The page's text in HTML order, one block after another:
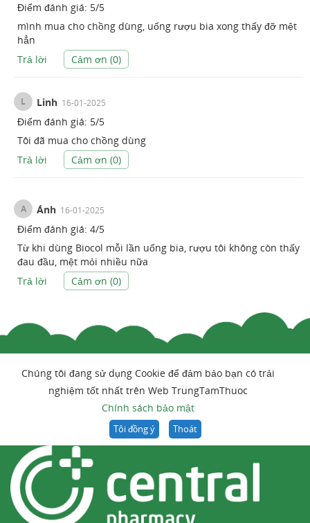
Điểm đánh giá: 5/5
mình mua cho chồng dùng, uống rượu bia xong thấy đỡ mệt
hẳn
Trả lời
Cảm ơn (0)
L Linh 16-01-2025
Điểm đánh giá: 5/5
Tôi đã mua cho chồng dùng
Trả lời
Cảm ơn (0)
A Ánh 16-01-2025
Điểm đánh giá: 4/5
Từ khi dùng Biocol mỗi lần uống bia, rượu tôi không còn thấy
đau đầu, mệt mỏi nhiều nữa
Trả lời
Cảm ơn (0)
Chúng tôi đang sử dụng Cookie để đảm bảo bạn có trải
nghiệm tốt nhất trên Web TrungTamThuoc
Chính sách bảo mật
Tôi đồng ý Thoát